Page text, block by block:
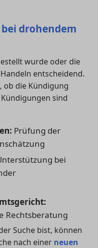
drohendem
wurde oder die
entscheidend.
ob die Kündigung
sind
Prüfung der
bei
Rechtsberatung
Suche bist, können
nach einer neuen